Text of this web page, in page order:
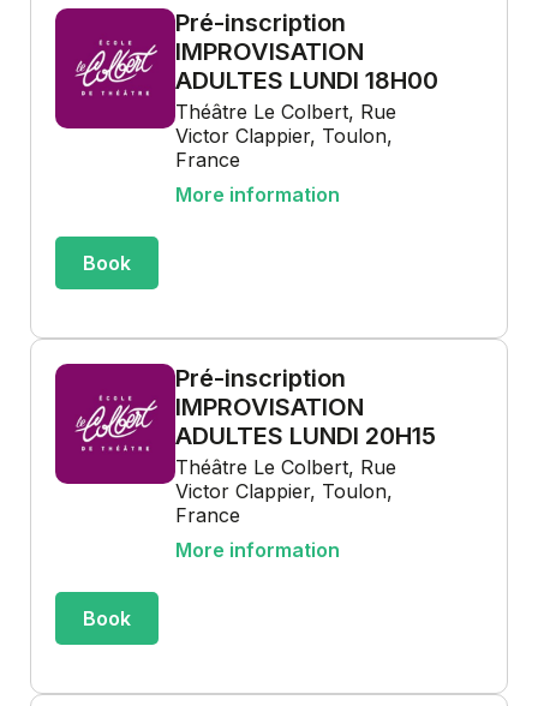
Pré-inscription
IMPROVISATION
ADULTES LUNDI 18H00
Théâtre Le Colbert, Rue
Victor Clappier, Toulon,
France
More information
Book
Pré-inscription
IMPROVISATION
ADULTES LUNDI 20H15
Théâtre Le Colbert, Rue
Victor Clappier, Toulon,
France
More information
Book